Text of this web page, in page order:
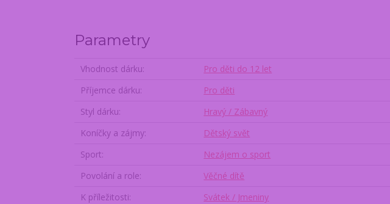
Parametry
Vhodnost dárku
Pro děti do 12 let
Příjemce dárku
Pro děti
Styl dárku
Hravý / Zábavný
Koníčky a zájmy
Dětský svět
Sport
Nezájem o sport
Povolání a role
Věčné dítě
K příležitosti
Svátek / Jmeniny